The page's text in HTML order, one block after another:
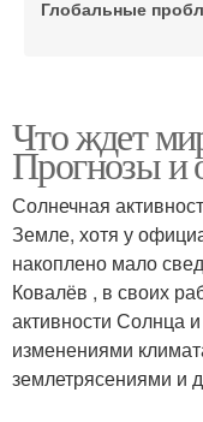
Глобальные
Что ждет
Прогнозы и
Солнечная
Земле, хотя у
накоплено мало
Ковалёв , в своих
активности Солнца
изменениями
землетрясениями и